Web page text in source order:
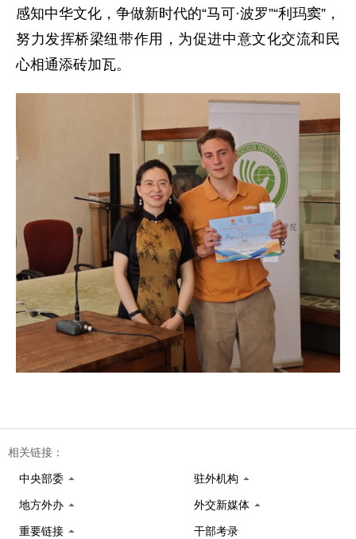
感知中华文化，争做新时代的“马可·波罗”“利玛窦”，
努力发挥桥梁纽带作用，为促进中意文化交流和民
心相通添砖加瓦。
相关链接：
中央部委 驻外机构
地方外办 外交新媒体
重要链接 干部考录